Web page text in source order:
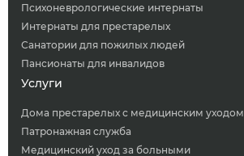
Психоневрологические интернаты
Интернаты для престарелых
Санатории для пожилых людей
Пансионаты для инвалидов
Услуги
Дома престарелых с медицинским уходом
Патронажная служба
Медицинский уход за больными